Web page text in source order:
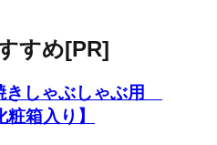
すめ[PR]
しゃぶしゃぶ用
箱入り】